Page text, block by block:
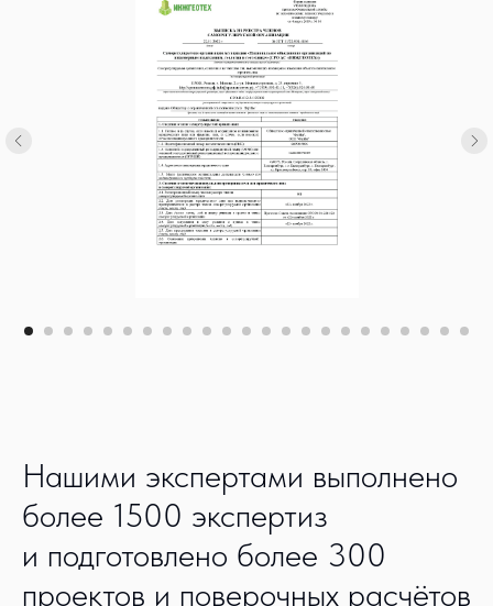
Нашими экспертами выполнено
более 1500 экспертиз
и подготовлено более 300
проектов и поверочных расчётов